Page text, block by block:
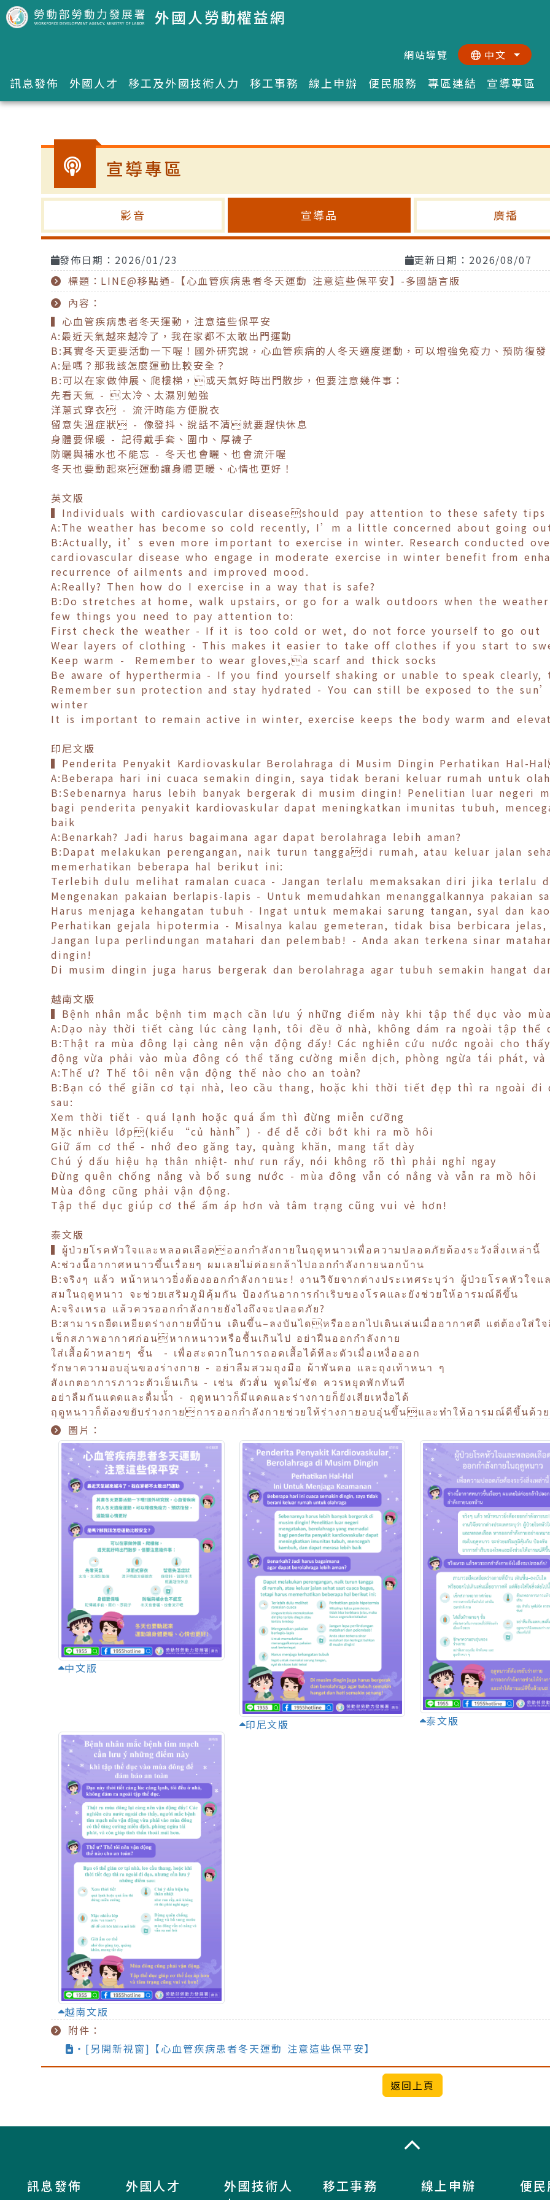
跳到主要內容區塊 外國人勞動權益網
:::網站導覽 中文
訊息發佈 外國人才 移工及外國技術人力 移工事務 線上申辦 便民服務 專區連結 宣導專區
宣導專區
影音 宣導品 廣播
發佈日期：2026/01/23
更新日期：2026/08/07
標題：LINE@移點通-【心血管疾病患者冬天運動 注意這些保平安】-多國語言版
內容：
▍心血管疾病患者冬天運動，注意這些保平安
A:最近天氣越來越冷了，我在家都不太敢出門運動
B:其實冬天更要活動一下喔！國外研究說，心血管疾病的人冬天適度運動，可以增強免疫力、預防復
A:是嗎？那我該怎麼運動比較安全？
B:可以在家做伸展、爬樓梯，或天氣好時出門散步，但要注意幾件事：
先看天氣 - 太冷、太濕別勉強
洋蔥式穿衣 - 流汗時能方便脫衣
留意失溫症狀 - 像發抖、說話不清就要趕快休息
身體要保暖 - 記得戴手套、圍巾、厚襪子
防曬與補水也不能忘 - 冬天也會曬、也會流汗喔
冬天也要動起來運動讓身體更暖、心情也更好！
英文版
▍Individuals with cardiovascular diseaseshould pay attention to these safety
A:The weather has become so cold recently, I’m a little concerned about going
B:Actually, it’s even more important to exercise in winter. Research conducted
cardiovascular disease who engage in moderate exercise in winter benefit from
recurrence of ailments and improved mood.
A:Really? Then how do I exercise in a way that is safe?
B:Do stretches at home, walk upstairs, or go for a walk outdoors when the
few things you need to pay attention to:
First check the weather - If it is too cold or wet, do not force yourself to go out
Wear layers of clothing - This makes it easier to take off clothes if you start to
Keep warm - Remember to wear gloves,a scarf and thick socks
Be aware of hyperthermia - If you find yourself shaking or unable to speak clearly,
Remember sun protection and stay hydrated - You can still be exposed to the
winter
It is important to remain active in winter, exercise keeps the body warm and
印尼文版
▍Penderita Penyakit Kardiovaskular Berolahraga di Musim Dingin Perhatikan Hal-
A:Beberapa hari ini cuaca semakin dingin, saya tidak berani keluar rumah untuk
B:Sebenarnya harus lebih banyak bergerak di musim dingin! Penelitian luar negeri
bagi penderita penyakit kardiovaskular dapat meningkatkan imunitas tubuh,
baik
A:Benarkah? Jadi harus bagaimana agar dapat berolahraga lebih aman?
B:Dapat melakukan perengangan, naik turun tanggadi rumah, atau keluar jalan
memerhatikan beberapa hal berikut ini:
Terlebih dulu melihat ramalan cuaca - Jangan terlalu memaksakan diri jika terlalu
Mengenakan pakaian berlapis-lapis - Untuk memudahkan menanggalkannya pakaian
Harus menjaga kehangatan tubuh - Ingat untuk memakai sarung tangan, syal dan
Perhatikan gejala hipotermia - Misalnya kalau gemeteran, tidak bisa berbicara
Jangan lupa perlindungan matahari dan pelembab! - Anda akan terkena sinar
dingin!
Di musim dingin juga harus bergerak dan berolahraga agar tubuh semakin hangat
越南文版
▍Bệnh nhân mắc bệnh tim mạch cần lưu ý những điểm này khi tập thể dục vào
A:Dạo này thời tiết càng lúc càng lạnh, tôi đều ở nhà, không dám ra ngoài tập thể
B:Thật ra mùa đông lại càng nên vận động đấy! Các nghiên cứu nước ngoài cho
động vừa phải vào mùa đông có thể tăng cường miễn dịch, phòng ngừa tái phát,
A:Thế ư? Thế tôi nên vận động thế nào cho an toàn?
B:Bạn có thể giãn cơ tại nhà, leo cầu thang, hoặc khi thời tiết đẹp thì ra ngoài đi
sau:
Xem thời tiết - quá lạnh hoặc quá ẩm thì đừng miễn cưỡng
Mặc nhiều lớp(kiểu “củ hành”) - để dễ cởi bớt khi ra mồ hôi
Giữ ấm cơ thể - nhớ đeo găng tay, quàng khăn, mang tất dày
Chú ý dấu hiệu hạ thân nhiệt- như run rẩy, nói không rõ thì phải nghỉ ngay
Đừng quên chống nắng và bổ sung nước - mùa đông vẫn có nắng và vẫn ra mồ hôi
Mùa đông cũng phải vận động.
Tập thể dục giúp cơ thể ấm áp hơn và tâm trạng cũng vui vẻ hơn!
泰文版
▍ผู้ป่วยโรคหัวใจและหลอดเลือดออกกำลังกายในฤดูหนาวเพื่อความปลอดภัยต้องระวังสิ่งเหล่านี้
A:ช่วงนี้อากาศหนาวขึ้นเรื่อยๆ ผมเลยไม่ค่อยกล้าไปออกกำลังกายนอกบ้าน
B:จริงๆ แล้ว หน้าหนาวยิ่งต้องออกกำลังกายนะ! งานวิจัยจากต่างประเทศระบุว่า ผู้ป่วยโรคหัวใจ
สมในฤดูหนาว จะช่วยเสริมภูมิคุ้มกัน ป้องกันอาการกำเริบของโรคและยังช่วยให้อารมณ์ดีขึ้น
A:จริงเหรอ แล้วควรออกกำลังกายยังไงถึงจะปลอดภัย?
B:สามารถยืดเหยียดร่างกายที่บ้าน เดินขึ้น–ลงบันไดหรือออกไปเดินเล่นเมื่ออากาศดี แต่ต้องใส่ใ
เช็กสภาพอากาศก่อนหากหนาวหรือชื้นเกินไป อย่าฝืนออกกำลังกาย
ใส่เสื้อผ้าหลายๆ ชั้น - เพื่อสะดวกในการถอดเสื้อได้ทีละตัวเมื่อเหงื่อออก
รักษาความอบอุ่นของร่างกาย - อย่าลืมสวมถุงมือ ผ้าพันคอ และถุงเท้าหนา ๆ
สังเกตอาการภาวะตัวเย็นเกิน - เช่น ตัวสั่น พูดไม่ชัด ควรหยุดพักทันที
อย่าลืมกันแดดและดื่มน้ำ - ฤดูหนาวก็มีแดดและร่างกายก็ยังเสียเหงื่อได้
ฤดูหนาวก็ต้องขยับร่างกายการออกกำลังกายช่วยให้ร่างกายอบอุ่นขึ้นและทำให้อารมณ์ดีขึ้นด้ว
圖片：
中文版
印尼文版 泰文版
越南文版
附件：
‧[另開新視窗]【心血管疾病患者冬天運動 注意這些保平安】
訊息發佈 外國人才
外國技術人
移工事務 線上申辦 便